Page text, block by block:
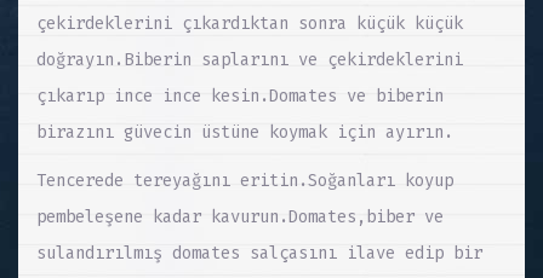
çekirdeklerini çıkardıktan sonra küçük küçük
doğrayın.Biberin saplarını ve çekirdeklerini
çıkarıp ince ince kesin.Domates ve biberin
birazını güvecin üstüne koymak için ayırın.
Tencerede tereyağını eritin.Soğanları koyup
pembeleşene kadar kavurun.Domates,biber ve
sulandırılmış domates salçasını ilave edip bir